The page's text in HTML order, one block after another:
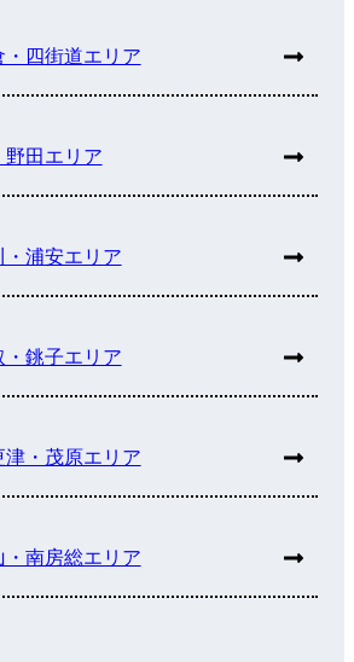
・四街道エリア
野田エリア
・浦安エリア
・銚子エリア
津・茂原エリア
・南房総エリア